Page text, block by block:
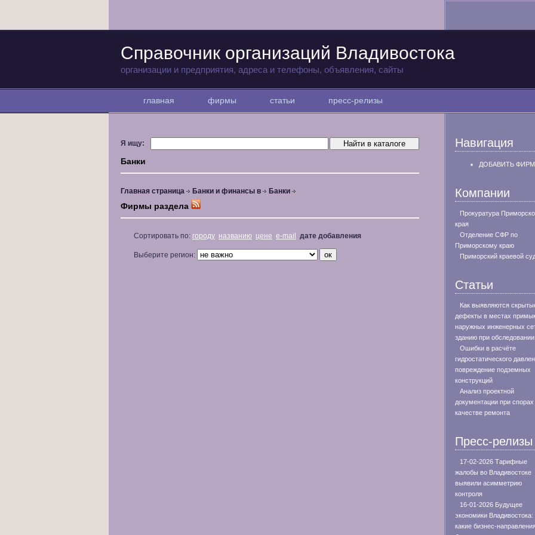
Справочник организаций Владивостока
организации и предприятия, адреса и телефоны, объявления, сайты
главная фирмы статьи пресс-релизы
Я ищу:
Банки
Главная страница Банки и финансы в Банки
Фирмы раздела
Сортировать по: городу названию цене e-mail дате добавления
Выберите регион:
Навигация
ДОБАВИТЬ
Компании
Прокуратура
края
Отделение СФР по
Приморскому краю
Приморский краевой
Статьи
Как выявляются
дефекты в местах
наружных инженерных
зданию при обследовании
Ошибки в расчёте
гидростатического
повреждение подземных
конструкций
Анализ проектной
документации при спорах
качестве ремонта
Пресс-релизы
17-02-2026 Тарифные
жалобы во Владивостоке
выявили асимметрию
контроля
16-01-2026 Будущее
экономики Владивостока:
какие бизнес-